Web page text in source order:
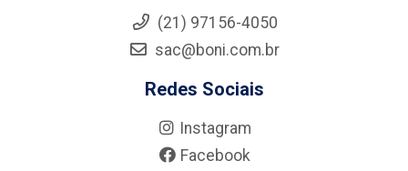
(21) 97156-4050
sac@boni.com.br
Redes Sociais
Instagram
Facebook